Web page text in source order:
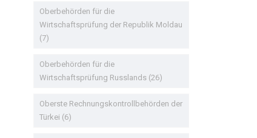
Oberbehörden für die
Wirtschaftsprüfung der Republik Moldau
(7)
Oberbehörden für die
Wirtschaftsprüfung Russlands(26)
Oberste Rechnungskontrollbehörden der
Türkei (6)